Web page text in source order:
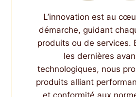
L’innovation est au
démarche, guidant
produits ou de services.
les dernières
technologiques, nous
produits alliant
et conformité aux